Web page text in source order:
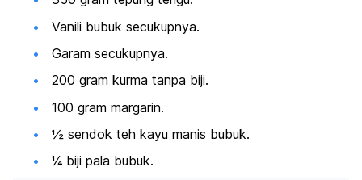
Vanili bubuk secukupnya.
Garam secukupnya.
200 gram kurma tanpa biji.
100 gram margarin.
½ sendok teh kayu manis bubuk.
¼ biji pala bubuk.